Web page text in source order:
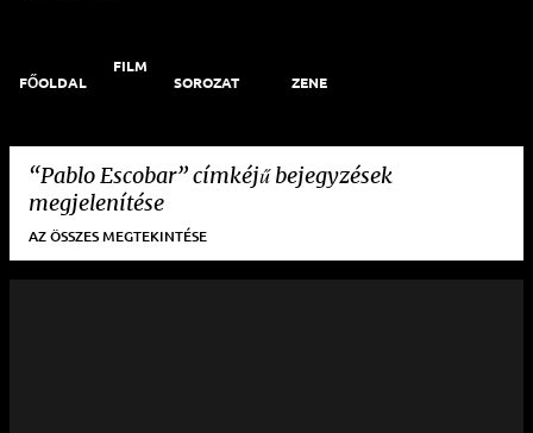
FŐOLDAL
FILM
SOROZAT
ZENE
Pablo Escobar
címkéjű bejegyzések
megjelenítése
AZ ÖSSZES MEGTEKINTÉSE